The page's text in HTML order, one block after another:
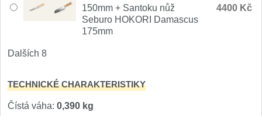
Značky
150mm + Santoku nůž
Seburo HOKORI Damascus
175mm
4400 Kč
Dalších 8
TECHNICKÉ CHARAKTERISTIKY
Čístá váha: 0,390 kg